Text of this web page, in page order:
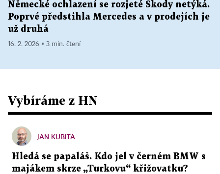
Německé ochlazení se rozjeté Škody netýká.
Poprvé předstihla Mercedes a v prodejích je
už druhá
16. 2. 2026 ▪ 3 min. čtení
Vybíráme z HN
JAN KUBITA
Hledá se papaláš. Kdo jel v černém BMW s
majákem skrze „Turkovu“ křižovatku?